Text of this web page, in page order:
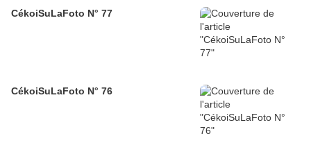
CékoiSuLaFoto N° 77
CékoiSuLaFoto N° 76